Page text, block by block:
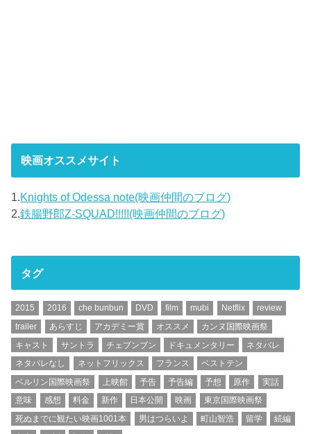
映画オススメサイト
1.Knights of Odessa note(映画仲間のブログ)
2.鉄腸野郎Z-SQUAD!!!!!(映画仲間のブログ)
タグ
2015 2016 che bunbun DVD film mubi Netflix
review
trailer
あらすじ アカデミー賞 オススメ
カンヌ国際映画祭
キャスト
サントラ チェブンブン ドキュメンタリー
ネタバレ
ネタバレなし
ネットフリックス フランス
ベストテン
ベルリン国際映画祭
上映館 予告 予告編 予想 原作
実話
意味
感想 料金 新作 日本公開 映画
東京国際映画祭
死ぬまでに観たい映画1001本
男はつらいよ 町山智浩 留学
続編